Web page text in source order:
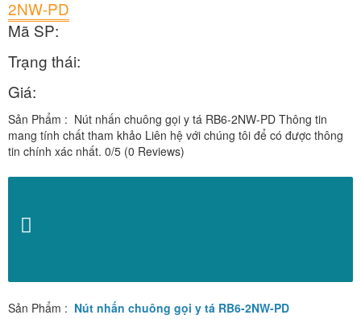
2NW-PD
Mã SP:
Trạng thái:
Giá:
Sản Phẩm : Nút nhấn chuông gọi y tá RB6-2NW-PD Thông tin
mang tính chất tham khảo Liên hệ với chúng tôi để có được thông
tin chính xác nhất. 0/5 (0 Reviews)
Sản Phẩm : Nút nhấn chuông gọi y tá RB6-2NW-PD